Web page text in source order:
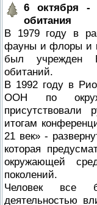
6 октября -
обитания
В 1979 году в
фауны и флоры и
был учрежден
обитаний.
В 1992 году в
ООН по
присутствовали
итогам
21 век» -
которая
окружающей
поколений.
Человек все
деятельностью